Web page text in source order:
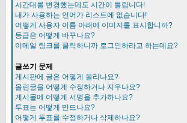
시간대를 변경했는데도 시간이 틀립니다!
내가 사용하는 언어가 리스트에 없습니다!
어떻게 사용자 이름 아래에 이미지를 표시합니까?
등급은 어떻게 바꾸나요?
이메일 링크를 클릭하니까 로그인하라고 하는데요?
글쓰기 문제
게시판에 글은 어떻게 올리나요?
올린글을 어떻게 수정하거나 지우나요?
게시물에 어떻게 서명을 추가하나요?
투표는 어떻게 만드나요?
어떻게 투표를 수정하거나 삭제하나요?